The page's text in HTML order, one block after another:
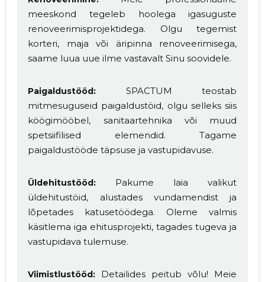
meeskond tegeleb hoolega igasuguste
renoveerimisprojektidega. Olgu tegemist
korteri, maja või äripinna renoveerimisega,
saame luua uue ilme vastavalt Sinu soovidele.
Paigaldustööd: SPACTUM teostab
mitmesuguseid paigaldustöid, olgu selleks siis
köögimööbel, sanitaartehnika või muud
spetsiifilised elemendid. Tagame
paigaldustööde täpsuse ja vastupidavuse.
Üldehitustööd: Pakume laia valikut
üldehitustöid, alustades vundamendist ja
lõpetades katusetöödega. Oleme valmis
käsitlema iga ehitusprojekti, tagades tugeva ja
vastupidava tulemuse.
Viimistlustööd: Detailides peitub võlu! Meie